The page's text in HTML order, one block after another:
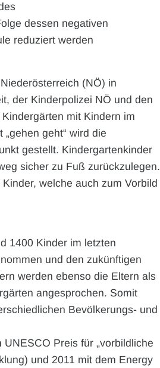
dessen negativen
reduziert werden
(NÖ) in
der Kinderpolizei NÖ und den
mit Kindern im
geht“ wird die
gestellt. Kindergartenkinder
sicher zu Fuß zurückzulegen.
welche auch zum Vorbild
1400 Kinder im letzten
und den zukünftigen
werden ebenso die Eltern als
angesprochen. Somit
Bevölkerungs- und
Preis für „vorbildliche
und 2011 mit dem Energy